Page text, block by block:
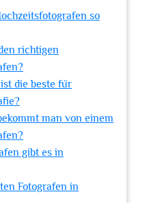
so
richtigen
die beste für
man von einem
gibt es in
Fotografen in